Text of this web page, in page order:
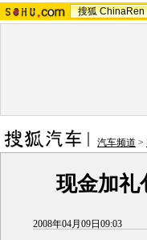
搜狐 ChinaRen
汽车频道 >
现金加礼
2008年04月09日09:03